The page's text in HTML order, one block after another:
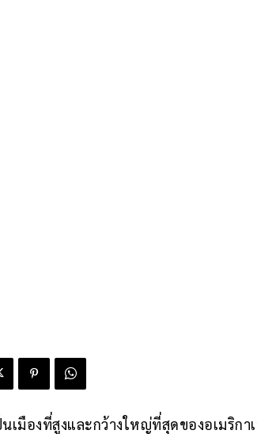
มืองที่สูงและกว้างใหญ่ที่สุดของอเมริกา